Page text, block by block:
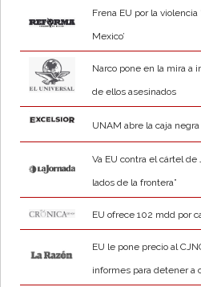
Frena EU por la violencia
Mexico’
Narco pone en la mira a
de ellos asesinados
UNAM abre la caja
Va EU contra el cártel de
lados de la frontera”
EU ofrece 102 mdd por
EU le pone precio al
informes para detener a